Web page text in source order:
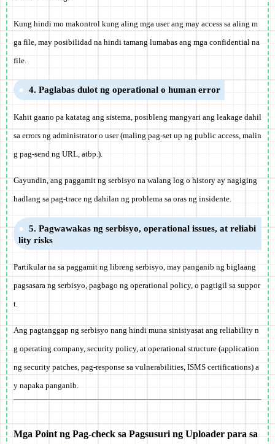
Kung hindi mo makontrol kung aling mga user ang may access sa aling m
ga file, may posibilidad na hindi tamang lumabas ang mga confidential na
file.
4. Paglabas dulot ng operational o human error
Kahit gaano pa katatag ang sistema, posibleng mangyari ang leakage dahil
sa errors ng administrator o user (maling pag-set up ng public access, malin
g pag-send ng URL, atbp.).
Gayundin, ang paggamit ng serbisyo na walang log o history ay nagiging
hadlang sa pag-trace ng dahilan ng problema sa oras ng insidente.
5. Pagwawakas ng serbisyo, operational issues, at reliabi
lity risks
Partikular na sa paggamit ng libreng serbisyo, may panganib ng biglaang
pagsasara ng serbisyo, pagbago ng operational policy, o pagtigil sa suppor
t.
Ang pagtanggap ng serbisyo nang hindi muna sinisiyasat ang reliability n
g operating company, security policy, at operational structure (application
ng security patches, pag-response sa vulnerabilities, ISMS certifications) a
y napaka panganib.
Mga Point ng Pag-check sa Pagsusuri ng Uploader para sa